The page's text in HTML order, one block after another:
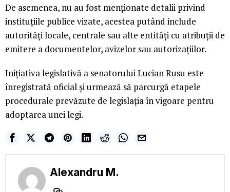
De asemenea, nu au fost menționate detalii privind
instituțiile publice vizate, acestea putând include
autorități locale, centrale sau alte entități cu atribuții de
emitere a documentelor, avizelor sau autorizațiilor.
Inițiativa legislativă a senatorului Lucian Rusu este
înregistrată oficial și urmează să parcurgă etapele
procedurale prevăzute de legislația în vigoare pentru
adoptarea unei legi.
Alexandru M.